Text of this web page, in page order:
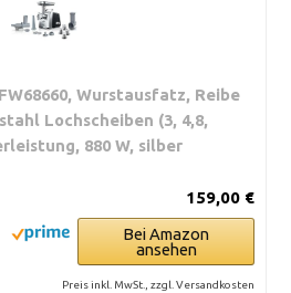
Wurstausfatz, Reibe
Lochscheiben (3, 4,8,
880 W, silber
159,00 €
Bei Amazon
ansehen
Preis inkl. MwSt., zzgl. Versandkosten